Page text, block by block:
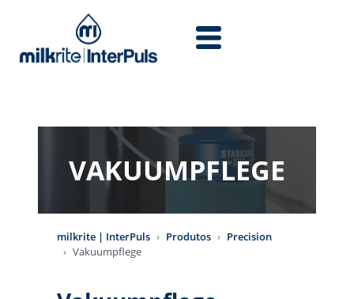
VAKUUMPFLEGE
milkrite | InterPuls Produtos
Precision
Vakuumpflege